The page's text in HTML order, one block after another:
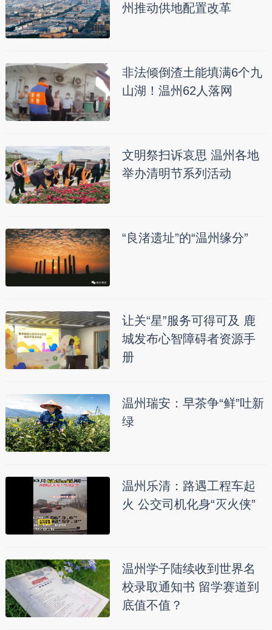
州推动供地配置改革
非法倾倒渣土能填满6个九
山湖！温州62人落网
文明祭扫诉哀思 温州各地
举办清明节系列活动
“良渚遗址”的“温州缘分”
让关“星”服务可得可及 鹿
城发布心智障碍者资源手
册
温州瑞安：早茶争“鲜”吐新
绿
温州乐清：路遇工程车起
火 公交司机化身“灭火侠”
温州学子陆续收到世界名
校录取通知书 留学赛道到
底值不值？